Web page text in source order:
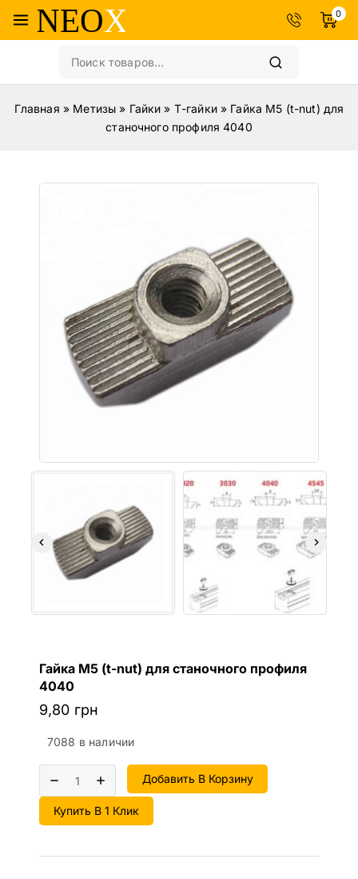
0
Главная » Метизы » Гайки » Т-гайки» Гайка М5 (t-nut) для
станочного профиля 4040
Гайка М5 (t-nut) для станочного профиля
4040
9,80 грн
7088 в наличии
Добавить В Корзину
Купить В 1 Клик